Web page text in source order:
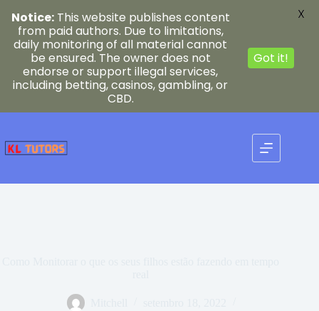
conteúdo
Notice:This website publishes content
from paid authors. Due to limitations,
daily monitoring of all material cannot
be ensured. The owner does not
endorse or support illegal services,
including betting, casinos, gambling, or
CBD.
Got it!
X